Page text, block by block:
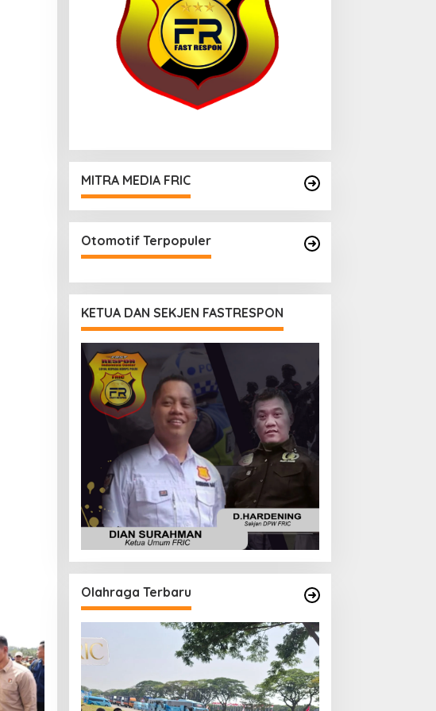
MITRA MEDIA FRIC
Otomotif Terpopuler
KETUA DAN SEKJEN FASTRESPON
Olahraga Terbaru